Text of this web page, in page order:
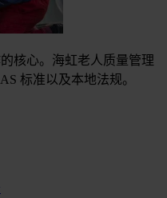
核心。海虹老人质量管理
标准以及本地法规。